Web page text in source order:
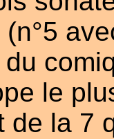
le
de la 7